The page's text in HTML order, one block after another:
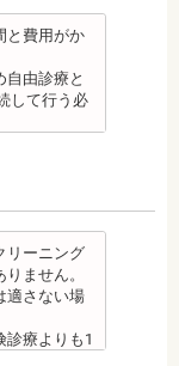
噛み合わ
わせが悪く
の治療を行
す。また、
関節症を
ます。噛み
ストレス
っかりと状
怠感、吐き
。治療終
外して虫
ラッシング
虫歯や歯周
、矯正治療
てリスク
療が行えな
る必要が
般の歯科で
。
ると、動
た、頬を
んでもわ
がありま
アレルギー
。治療終
ラッシング
歯や歯周
、矯正治療
より受けて
てリスク
習慣の改
ったり、痛
りますが、
ので、多
上に人工
増やす手術
ります。
、メインテ
工物である
んが、日
なります。
うセラミッ
士との場
、若干弱い
ぎしりをす
はジルコ
費用が高
器であり強
でも欠け
がある方
す。
と費用がか
自由診療と
して行う必
リーニング
ません。
適さない場
診療よりも1